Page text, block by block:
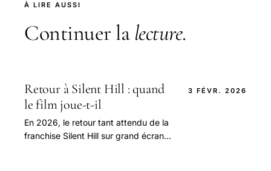
À LIRE AUSSI
Continuer la lecture.
Retour à Silent Hill : quand
le film joue-t-il
En 2026, le retour tant attendu de la
franchise Silent Hill sur grand écran
3 FÉVR. 2026